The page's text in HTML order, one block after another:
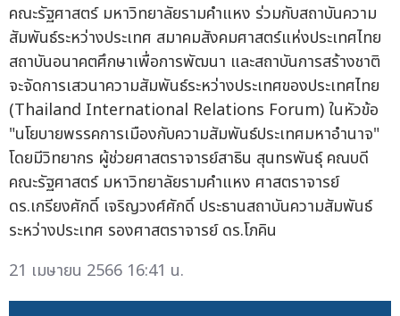
คณะรัฐศาสตร์ มหาวิทยาลัยรามคำแหง ร่วมกับสถาบันความ
สัมพันธ์ระหว่างประเทศ สมาคมสังคมศาสตร์แห่งประเทศไทย
สถาบันอนาคตศึกษาเพื่อการพัฒนา และสถาบันการสร้างชาติ
จะจัดการเสวนาความสัมพันธ์ระหว่างประเทศของประเทศไทย
(Thailand International Relations Forum) ในหัวข้อ
"นโยบายพรรคการเมืองกับความสัมพันธ์ประเทศมหาอำนาจ"
โดยมีวิทยากร ผู้ช่วยศาสตราจารย์สาธิน สุนทรพันธุ์ คณบดี
คณะรัฐศาสตร์ มหาวิทยาลัยรามคำแหง ศาสตราจารย์
ดร.เกรียงศักดิ์ เจริญวงศ์ศักดิ์ ประธานสถาบันความสัมพันธ์
ระหว่างประเทศ รองศาสตราจารย์ ดร.โภคิน
21 เมษายน 2566 16:41 น.